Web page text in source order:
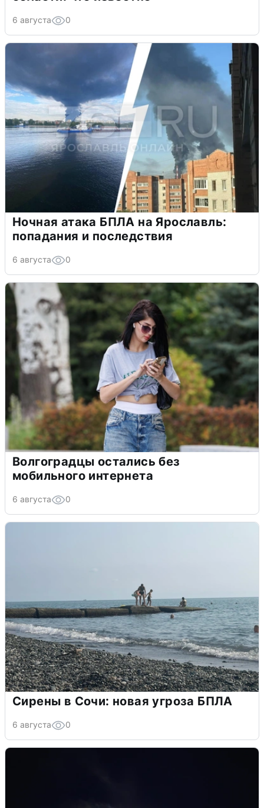
6 августа 0
Ночная атака БПЛА на Ярославль:
попадания и последствия
6 августа 0
Волгоградцы остались без
мобильного интернета
6 августа 0
Сирены в Сочи: новая угроза БПЛА
6 августа 0